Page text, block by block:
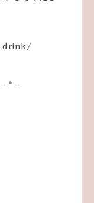
* –